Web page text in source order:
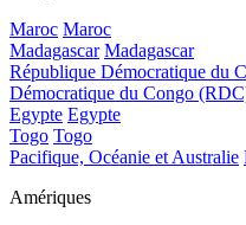
Maroc Maroc
Madagascar Madagascar
République Démocratique du
Démocratique du Congo
Egypte Egypte
Togo Togo
Pacifique, Océanie et Australie
Amériques